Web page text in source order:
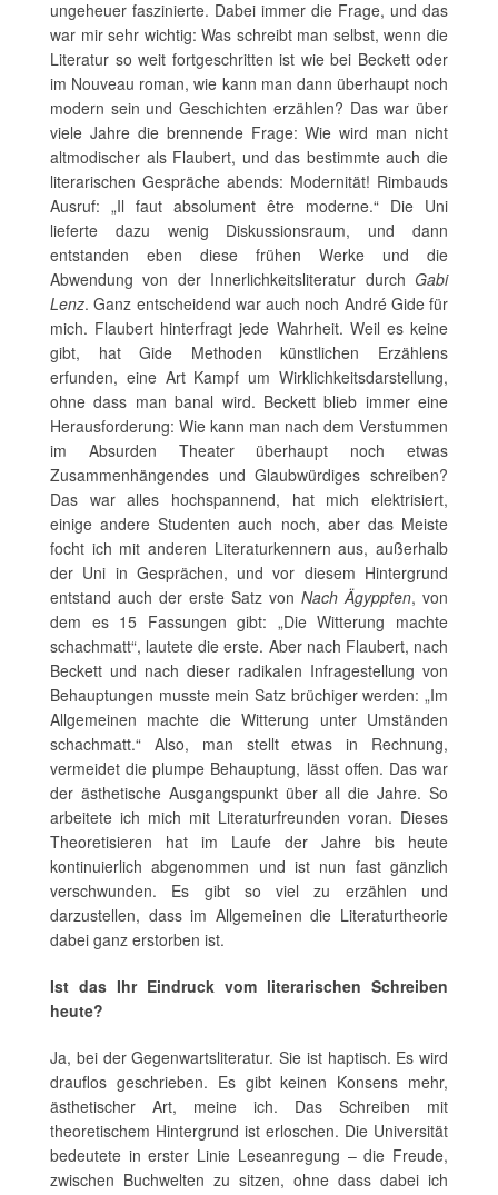
ungeheuer faszinierte. Dabei immer die Frage, und das
war mir sehr wichtig: Was schreibt man selbst, wenn die
Literatur so weit fortgeschritten ist wie bei Beckett oder
im Nouveau roman, wie kann man dann überhaupt noch
modern sein und Geschichten erzählen? Das war über
viele Jahre die brennende Frage: Wie wird man nicht
altmodischer als Flaubert, und das bestimmte auch die
literarischen Gespräche abends: Modernität! Rimbauds
Ausruf: „Il faut absolument être moderne.“ Die Uni
lieferte dazu wenig Diskussionsraum, und dann
entstanden eben diese frühen Werke und die
Abwendung von der Innerlichkeitsliteratur durch Gabi
Lenz. Ganz entscheidend war auch noch André Gide für
mich. Flaubert hinterfragt jede Wahrheit. Weil es keine
gibt, hat Gide Methoden künstlichen Erzählens
erfunden, eine Art Kampf um Wirklichkeitsdarstellung,
ohne dass man banal wird. Beckett blieb immer eine
Herausforderung: Wie kann man nach dem Verstummen
im Absurden Theater überhaupt noch etwas
Zusammenhängendes und Glaubwürdiges schreiben?
Das war alles hochspannend, hat mich elektrisiert,
einige andere Studenten auch noch, aber das Meiste
focht ich mit anderen Literaturkennern aus, außerhalb
der Uni in Gesprächen, und vor diesem Hintergrund
entstand auch der erste Satz von Nach Ägyppten, von
dem es 15 Fassungen gibt: „Die Witterung machte
schachmatt“, lautete die erste. Aber nach Flaubert, nach
Beckett und nach dieser radikalen Infragestellung von
Behauptungen musste mein Satz brüchiger werden: „Im
Allgemeinen machte die Witterung unter Umständen
schachmatt.“ Also, man stellt etwas in Rechnung,
vermeidet die plumpe Behauptung, lässt offen. Das war
der ästhetische Ausgangspunkt über all die Jahre. So
arbeitete ich mich mit Literaturfreunden voran. Dieses
Theoretisieren hat im Laufe der Jahre bis heute
kontinuierlich abgenommen und ist nun fast gänzlich
verschwunden. Es gibt so viel zu erzählen und
darzustellen, dass im Allgemeinen die Literaturtheorie
dabei ganz erstorben ist.
Ist das Ihr Eindruck vom literarischen Schreiben
heute?
Ja, bei der Gegenwartsliteratur. Sie ist haptisch. Es wird
drauflos geschrieben. Es gibt keinen Konsens mehr,
ästhetischer Art, meine ich. Das Schreiben mit
theoretischem Hintergrund ist erloschen. Die Universität
bedeutete in erster Linie Leseanregung – die Freude,
zwischen Buchwelten zu sitzen, ohne dass dabei ich